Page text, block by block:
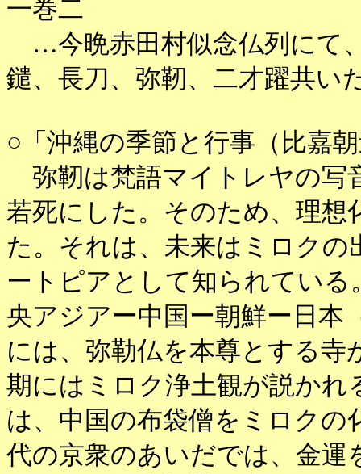
一巻二
…今晩赤田村似念仏列にて
鑓、長刀、弥靭、二才躍共い
○「沖縄の季節と行事（比嘉
弥靭は梵語マイトレヤの写
若死にした。そのため、理
た。それは、未来はミロク
ートピアとして知られてい
央アジアー中国ー朝鮮ー日本
には、弥勒仏を本尊とする
期にはミロク浄土観が説か
は、中国の布袋僧をミロクの
代の京衆のあいだでは、金運